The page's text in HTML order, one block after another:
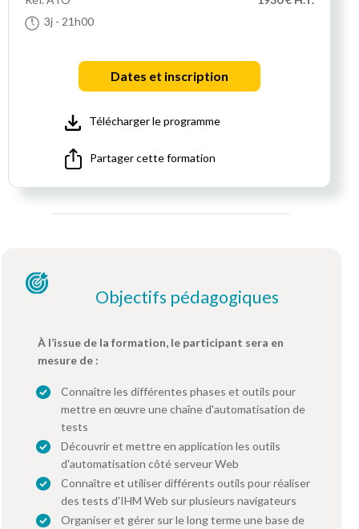
3j - 21h00
Dates et inscription
Télécharger le programme
Partager cette formation
Objectifs pédagogiques
À l’issue de la formation, le participant sera en
mesure de :
Connaître les différentes phases et outils pour
mettre en œuvre une chaîne d'automatisation de
tests
Découvrir et mettre en application les outils
d'automatisation côté serveur Web
Connaître et utiliser différents outils pour réaliser
des tests d'IHM Web sur plusieurs navigateurs
Organiser et gérer sur le long terme une base de